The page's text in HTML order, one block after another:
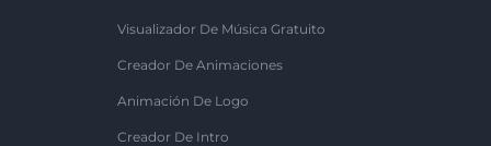
Visualizador De Música Gratuito
Creador De Animaciones
Animación De Logo
Creador De Intro